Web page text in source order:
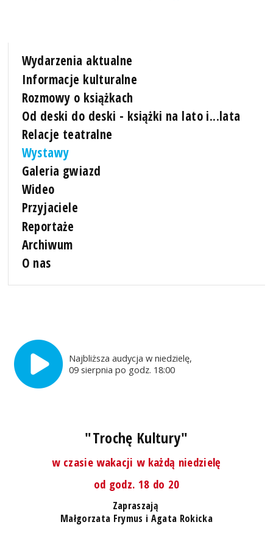
Wydarzenia aktualne
Informacje kulturalne
Rozmowy o książkach
Od deski do deski - książki na lato i...lata
Relacje teatralne
Wystawy
Galeria gwiazd
Wideo
Przyjaciele
Reportaże
Archiwum
O nas
Najbliższa audycja w niedzielę,
09 sierpnia po godz. 18:00
"Trochę Kultury"
w czasie wakacji w każdą niedzielę
od godz. 18 do 20
Zapraszają
Małgorzata Frymus i Agata Rokicka